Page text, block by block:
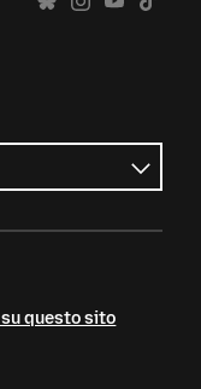
questo sito